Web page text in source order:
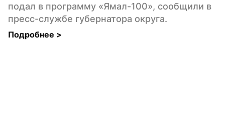
подал в программу «Ямал-100», сообщили в
пресс-службе губернатора округа.
Подробнее >